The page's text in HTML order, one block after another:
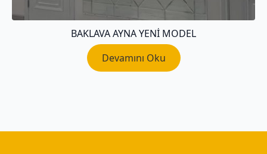
BAKLAVA AYNA YENI MODEL
Devamını Oku